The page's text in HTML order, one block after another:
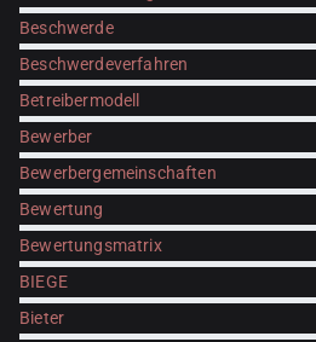
Beschwerde
Beschwerdeverfahren
Betreibermodell
Bewerber
Bewerbergemeinschaften
Bewertung
Bewertungsmatrix
BIEGE
Bieter